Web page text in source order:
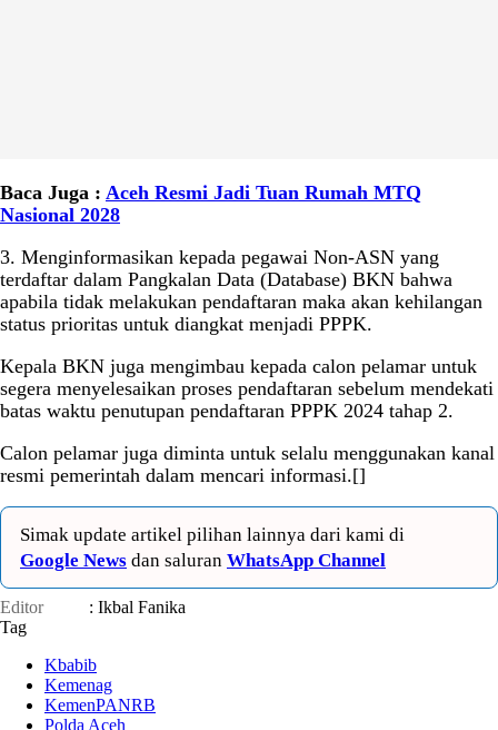
Baca Juga : Aceh Resmi Jadi Tuan Rumah MTQ
Nasional 2028
3. Menginformasikan kepada pegawai Non-ASN yang
terdaftar dalam Pangkalan Data (Database) BKN bahwa
apabila tidak melakukan pendaftaran maka akan kehilangan
status prioritas untuk diangkat menjadi PPPK.
Kepala BKN juga mengimbau kepada calon pelamar untuk
segera menyelesaikan proses pendaftaran sebelum mendekati
batas waktu penutupan pendaftaran PPPK 2024 tahap 2.
Calon pelamar juga diminta untuk selalu menggunakan kanal
resmi pemerintah dalam mencari informasi.[]
Simak update artikel pilihan lainnya dari kami di
Google News dan saluran WhatsApp Channel
Editor
: Ikbal Fanika
Tag
Kbabib
Kemenag
KemenPANRB
Polda Aceh